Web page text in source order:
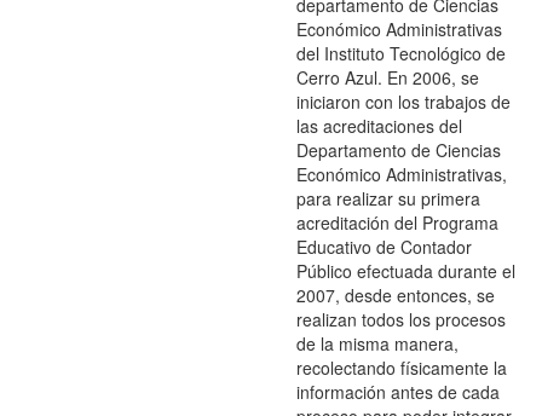
departamento de Ciencias
Económico Administrativas
del Instituto Tecnológico de
Cerro Azul. En 2006, se
iniciaron con los trabajos de
las acreditaciones del
Departamento de Ciencias
Económico Administrativas,
para realizar su primera
acreditación del Programa
Educativo de Contador
Público efectuada durante el
2007, desde entonces, se
realizan todos los procesos
de la misma manera,
recolectando físicamente la
información antes de cada